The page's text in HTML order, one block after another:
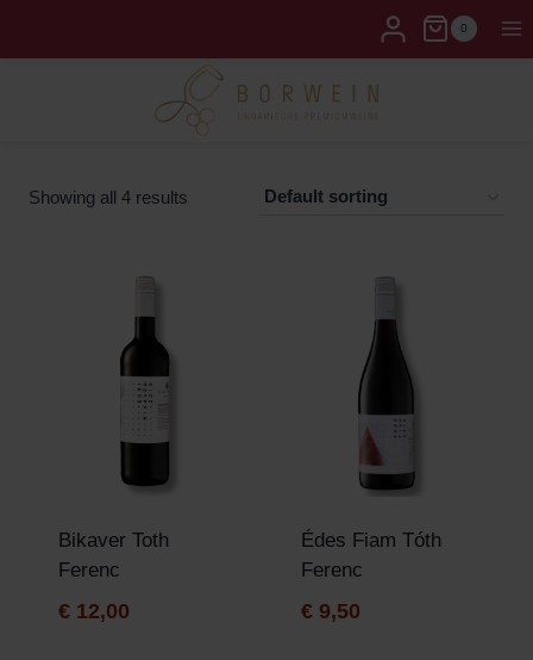
0
Showing all 4 results
Bikaver Toth
Ferenc
€12,00
Édes Fiam Tóth
Ferenc
€9,50